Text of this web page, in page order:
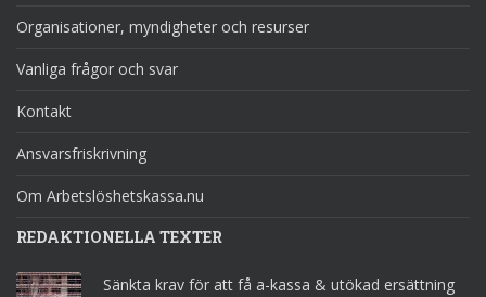
Organisationer, myndigheter och resurser
Vanliga frågor och svar
Kontakt
Ansvarsfriskrivning
Om Arbetslöshetskassa.nu
REDAKTIONELLA TEXTER
Sänkta krav för att få a-kassa & utökad ersättning